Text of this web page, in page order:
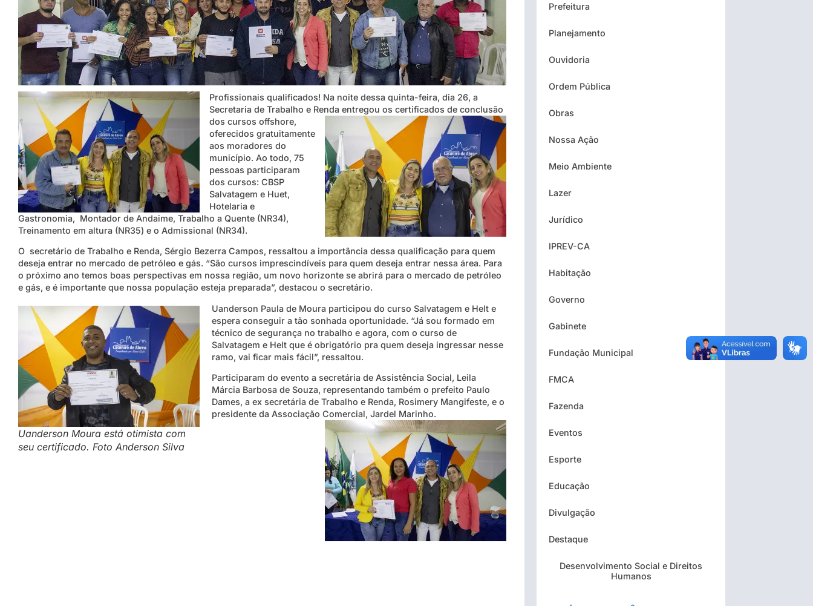
Profissionais qualificados! Na noite dessa quinta-feira, dia 26, a
Secretaria de Trabalho e Renda entregou os certificados de conclusão
dos cursos offshore,
oferecidos gratuitamente
aos moradores do
município. Ao todo, 75
pessoas participaram
dos cursos: CBSP
Salvatagem e Huet,
Hotelaria e
Gastronomia, Montador de Andaime, Trabalho a Quente (NR34),
Treinamento em altura (NR35) e o Admissional (NR34).
O secretário de Trabalho e Renda, Sérgio Bezerra Campos, ressaltou a importância dessa qualificação para quem
deseja entrar no mercado de petróleo e gás. “São cursos imprescindíveis para quem deseja entrar nessa área. Para
o próximo ano temos boas perspectivas em nossa região, um novo horizonte se abrirá para o mercado de petróleo
e gás, e é importante que nossa população esteja preparada”, destacou o secretário.
Uanderson Moura está otimista com
seu certificado. Foto Anderson Silva
Uanderson Paula de Moura participou do curso Salvatagem e Helt e
espera conseguir a tão sonhada oportunidade. “Já sou formado em
técnico de segurança no trabalho e agora, com o curso de
Salvatagem e Helt que é obrigatório pra quem deseja ingressar nesse
ramo, vai ficar mais fácil”, ressaltou.
Participaram do evento a secretária de Assistência Social, Leila
Márcia Barbosa de Souza, representando também o prefeito Paulo
Dames, a ex secretária de Trabalho e Renda, Rosimery Mangifeste, e o
presidente da Associação Comercial, Jardel Marinho.
Prefeitura
Planejamento
Ouvidoria
Ordem Pública
Obras
Nossa Ação
Meio Ambiente
Lazer
Jurídico
IPREV-CA
Habitação
Governo
Gabinete
Fundação Municipal
FMCA
Fazenda
Eventos
Esporte
Educação
Divulgação
Destaque
Desenvolvimento Social e Direitos
Humanos